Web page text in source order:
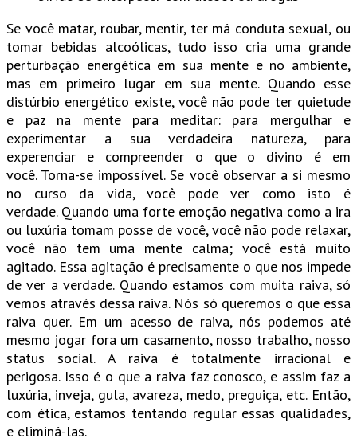
Se você matar, roubar, mentir, ter má conduta sexual, ou
tomar bebidas alcoólicas, tudo isso cria uma grande
perturbação energética em sua mente e no ambiente,
mas em primeiro lugar em sua mente. Quando esse
distúrbio energético existe, você não pode ter quietude
e paz na mente para meditar: para mergulhar e
experimentar a sua verdadeira natureza, para
experenciar e compreender o que o divino é em
você. Torna-se impossível. Se você observar a si mesmo
no curso da vida, você pode ver como isto é
verdade. Quando uma forte emoção negativa como a ira
ou luxúria tomam posse de você, você não pode relaxar,
você não tem uma mente calma; você está muito
agitado. Essa agitação é precisamente o que nos impede
de ver a verdade. Quando estamos com muita raiva, só
vemos através dessa raiva. Nós só queremos o que essa
raiva quer. Em um acesso de raiva, nós podemos até
mesmo jogar fora um casamento, nosso trabalho, nosso
status social. A raiva é totalmente irracional e
perigosa. Isso é o que a raiva faz conosco, e assim faz a
luxúria, inveja, gula, avareza, medo, preguiça, etc. Então,
com ética, estamos tentando regular essas qualidades,
e eliminá-las.